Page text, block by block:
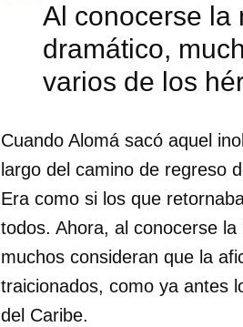
Al conocerse la
dramático,
varios de los
Cuando Alomá sacó aquel
largo del camino de regreso
Era como si los que
todos. Ahora, al conocerse
muchos consideran que la
traicionados, como ya antes
del Caribe.